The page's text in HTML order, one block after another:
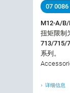
07 0086
M12-A/
扭矩限制
713/715/
系列。
详细信息